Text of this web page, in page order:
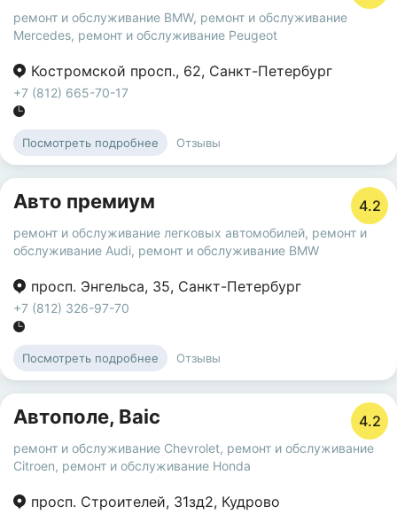
ремонт и обслуживание BMW, ремонт и обслуживание
Mercedes, ремонт и обслуживание Peugeot
Костромской просп., 62, Санкт-Петербург
+7 (812) 665-70-17
Посмотреть подробнее Отзывы
Авто премиум 4.2
ремонт и обслуживание легковых автомобилей, ремонт и
обслуживание Audi, ремонт и обслуживание BMW
просп. Энгельса, 35, Санкт-Петербург
+7 (812) 326-97-70
Посмотреть подробнее Отзывы
Автополе, Baic 4.2
ремонт и обслуживание Chevrolet, ремонт и обслуживание
Citroen, ремонт и обслуживание Honda
просп. Строителей, 31зд2, Кудрово